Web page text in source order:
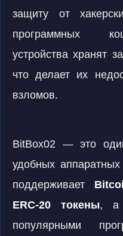
защиту от
программных
устройства хранят
что делает их
взломов.
BitBox02 — это
удобных
поддерживает
ERC-20 токены, а
популярными